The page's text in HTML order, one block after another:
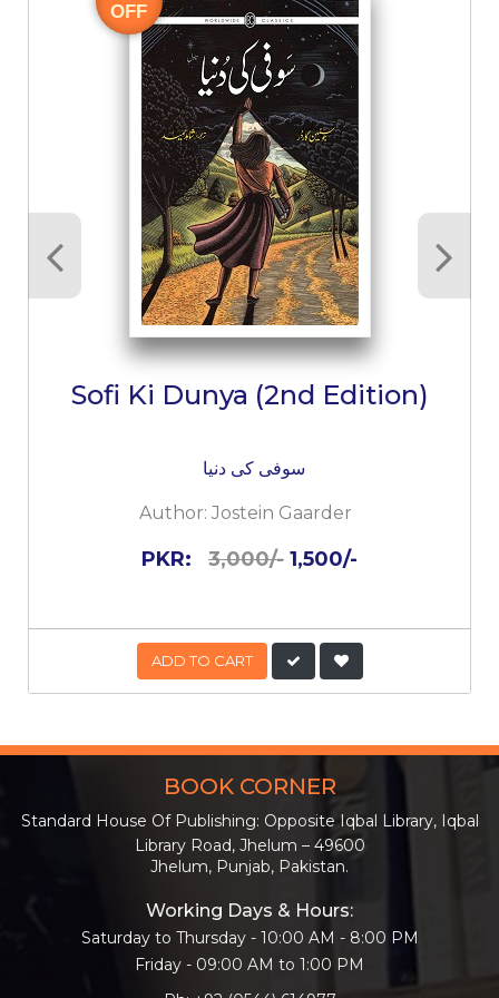
OFF
Sofi Ki Dunya (2nd Edition)
سوفی کی دنیا
Author: Jostein Gaarder
PKR: 3,000/- 1,500/-
ADD TO CART
BOOK CORNER
Standard House Of Publishing: Opposite Iqbal Library, Iqbal
Library Road, Jhelum – 49600
Jhelum, Punjab, Pakistan.
Working Days & Hours:
Saturday to Thursday - 10:00 AM - 8:00 PM
Friday - 09:00 AM to 1:00 PM